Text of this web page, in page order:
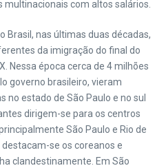
com altos salários.
Brasil, nas últimas duas décadas,
da imigração do final do
Nessa época cerca de 4 milhões
governo brasileiro, vieram
estado de São Paulo e no sul
dirigem-se para os centros
São Paulo e Rio de
se os coreanos e
clandestinamente. Em São